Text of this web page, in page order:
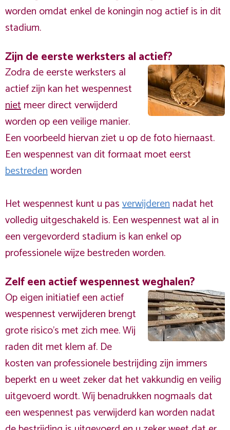
worden omdat enkel de koningin nog actief is in dit
stadium.
Zijn de eerste werksters al actief?
Zodra de eerste werksters al
actief zijn kan het wespennest
nietmeer direct verwijderd
worden op een veilige manier.
Een voorbeeld hiervan ziet u op de foto hiernaast.
Een wespennest van dit formaat moet eerst
bestredenworden
Het wespennest kunt u pasverwijderennadat het
volledig uitgeschakeld is. Een wespennest wat al in
een vergevorderd stadium is kan enkel op
professionele wijze bestreden worden.
Zelf een actief wespennest weghalen?
Op eigen initiatief een actief
wespennest verwijderen brengt
grote risico’s met zich mee. Wij
raden dit met klem af. De
kosten van professionele bestrijding zijn immers
beperkt en u weet zeker dat het vakkundig en veilig
uitgevoerd wordt. Wij benadrukken nogmaals dat
een wespennest pas verwijderd kan worden nadat